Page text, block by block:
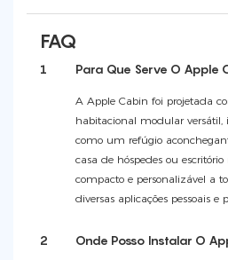
FAQ
1 Para Que Serve O Apple
A Apple Cabin foi projetada
habitacional modular versátil,
como um refúgio
casa de hóspedes ou
compacto e personalizável a
diversas aplicações pessoais e
2 Onde Posso Instalar O